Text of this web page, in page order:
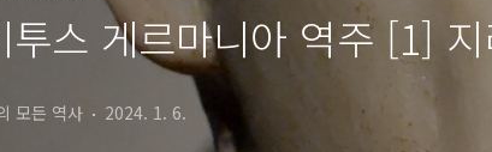
투스 게르마니아 역주 [1] 지
모든 역사 2024. 1. 6.